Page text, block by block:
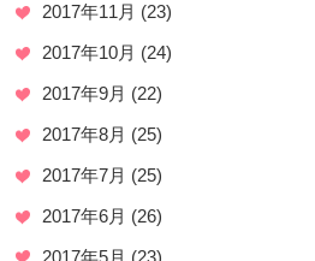
2017年11月 (23)
2017年10月 (24)
2017年9月 (22)
2017年8月 (25)
2017年7月 (25)
2017年6月 (26)
2017年5月 (23)